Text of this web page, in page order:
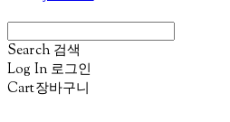
Search 검색
Log In 로그인
Cart장바구니